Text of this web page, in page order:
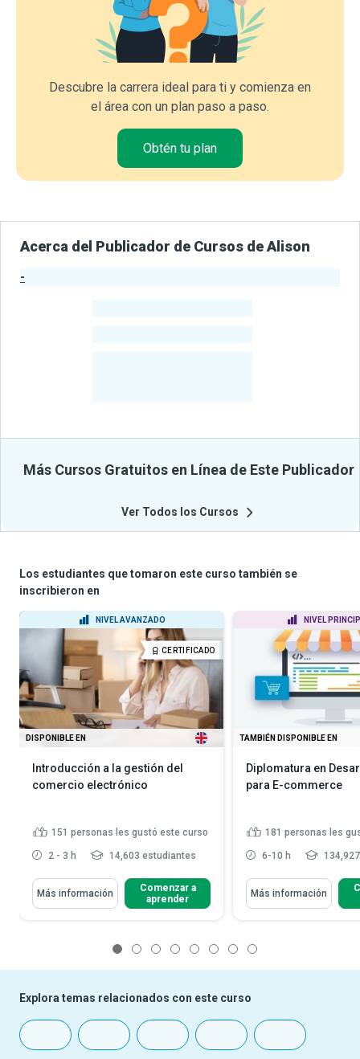
Descubre la carrera ideal para ti y comienza en
el área con un plan paso a paso.
Obtén tu plan
Acerca del Publicador de Cursos de Alison
-
Más Cursos Gratuitos en Línea de Este Publicador
Ver Todos los Cursos
Los estudiantes que tomaron este curso también se
inscribieron en
NIVEL AVANZADO
CERTIFICADO
DISPONIBLE EN
Introducción a la gestión del
comercio electrónico
151 personas les gustó este curso
2 - 3 h 14,603 estudiantes
Más información
Comenzar a
aprender
NIVEL
TAMBIÉN DISPONIBLE EN
Diplomatura en
para E-commerce
181 personas les
6-10 h
Más información
Explora temas relacionados con este curso